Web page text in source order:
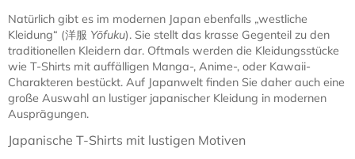
Natürlich gibt es im modernen Japan ebenfalls „westliche
Kleidung“ (洋服 Yōfuku). Sie stellt das krasse Gegenteil zu den
traditionellen Kleidern dar. Oftmals werden die Kleidungsstücke
wie T-Shirts mit auffälligen Manga-, Anime-, oder Kawaii-
Charakteren bestückt. Auf Japanwelt finden Sie daher auch eine
große Auswahl an lustiger japanischer Kleidung in modernen
Ausprägungen.
Japanische T-Shirts mit lustigen Motiven